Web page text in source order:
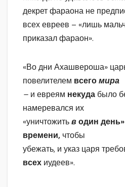
декрет фараона не
всех евреев – «лишь
приказал фараон».
«Во дни Ахашвероша»
повелителем всегомира
– и евреям некуда было
намеревался их
«уничтожитьводин день»
времени, чтобы
убежать, и указ царя
всех иудеев».